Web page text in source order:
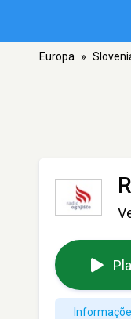
Europa »